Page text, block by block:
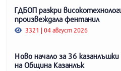
ГДБОП разкри
произвеждала фентанил
3321 | 04 август 2026
Ново начало за 36
на Община Казанлък